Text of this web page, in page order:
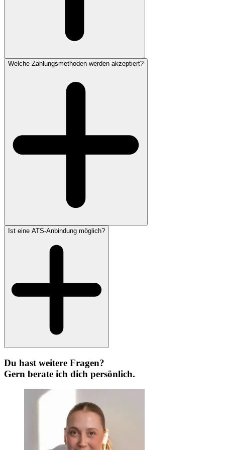
Welche Zahlungsmethoden werden akzeptiert?
Ist eine ATS-Anbindung möglich?
Du hast weitere Fragen?
Gern berate ich dich persönlich.